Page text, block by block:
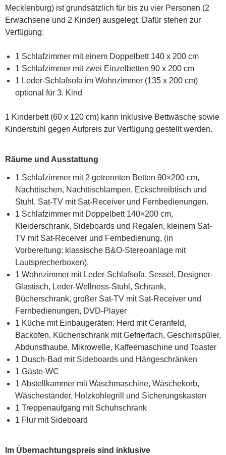
Mecklenburg) ist grundsätzlich für bis zu vier Personen (2
Erwachsene und 2 Kinder) ausgelegt. Dafür stehen zur
Verfügung:
1 Schlafzimmer mit einem Doppelbett 140 x 200 cm
1 Schlafzimmer mit zwei Einzelbetten 90 x 200 cm
1 Leder-Schlafsofa im Wohnzimmer (135 x 200 cm)
optional für 3. Kind
1 Kinderbett (60 x 120 cm) kann inklusive Bettwäsche sowie
Kinderstuhl gegen Aufpreis zur Verfügung gestellt werden.
Räume und Ausstattung
1 Schlafzimmer mit 2 getrennten Betten 90×200 cm,
Nachttischen, Nachttischlampen, Eckschreibtisch und
Stuhl, Sat-TV mit Sat-Receiver und Fernbedienungen.
1 Schlafzimmer mit Doppelbett 140×200 cm,
Kleiderschrank, Sideboards und Regalen, kleinem Sat-
TV mit Sat-Receiver und Fernbedienung, (in
Vorbereitung: klassische B&O-Stereoanlage mit
Lautsprecherboxen).
1 Wohnzimmer mit Leder-Schlafsofa, Sessel, Designer-
Glastisch, Leder-Wellness-Stuhl, Schrank,
Bücherschrank, großer Sat-TV mit Sat-Receiver und
Fernbedienungen, DVD-Player
1 Küche mit Einbaugeräten: Herd mit Ceranfeld,
Backofen, Küchenschrank mit Gefrierfach, Geschirrspüler,
Abdunsthaube, Mikrowelle, Kaffeemaschine und Toaster
1 Dusch-Bad mit Sideboards und Hängeschränken
1 Gäste-WC
1 Abstellkammer mit Waschmaschine, Wäschekorb,
Wäscheständer, Holzkohlegrill und Sicherungskasten
1 Treppenaufgang mit Schuhschrank
1 Flur mit Sideboard
Im Übernachtungspreis sind inklusive